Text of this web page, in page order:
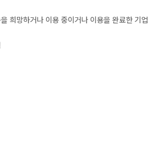
희망하거나 이용 중이거나 이용을 완료한 기업